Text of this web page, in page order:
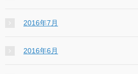
2016年7月
2016年6月